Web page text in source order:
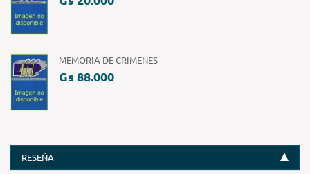
MEMORIA DE CRIMENES
Gs 88.000
RESEÑA